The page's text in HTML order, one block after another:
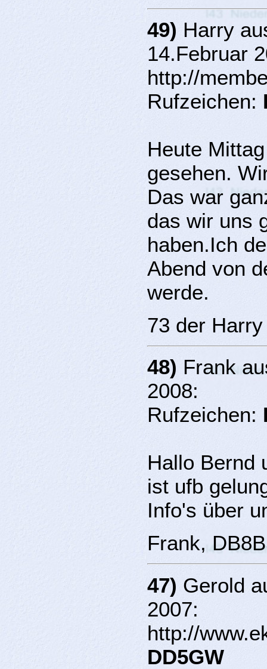
49) Harry
14.Februar
http://
Rufzeichen:
Heute
gesehen.
Das war
das wir uns
haben.Ich
Abend von
werde.
73 der
48) Frank
2008:
Rufzeichen:
Hallo Bernd
ist ufb
Info's über
Frank,
47) Gerold
2007:
http://
DD5GW